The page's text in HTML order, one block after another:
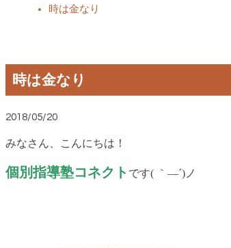
時は金なり
時は金なり
2018/05/20
みなさん、こんにちは！
個別指導塾コネクト です( ｀―´) ノ